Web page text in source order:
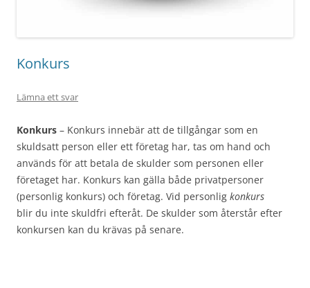
Konkurs
Lämna ett svar
Konkurs – Konkurs innebär att de tillgångar som en
skuldsatt person eller ett företag har, tas om hand och
används för att betala de skulder som personen eller
företaget har. Konkurs kan gälla både privatpersoner
(personlig konkurs) och företag. Vid personlig konkurs
blir du inte skuldfri efteråt. De skulder som återstår efter
konkursen kan du krävas på senare.